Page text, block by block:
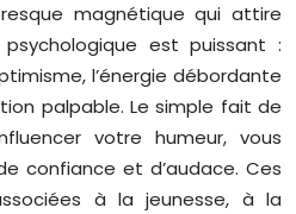
magnétique qui attire
est puissant :
l’énergie débordante
palpable. Le simple fait de
votre humeur, vous
confiance et d’audace. Ces
à la jeunesse, à la